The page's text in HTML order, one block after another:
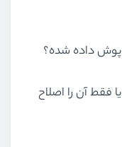
پوش داده شده؟
فقط آن را اصلاح